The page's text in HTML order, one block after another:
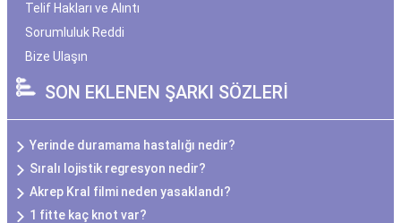
Telif Hakları ve Alıntı
Sorumluluk Reddi
Bize Ulaşın
SON EKLENEN ŞARKI SÖZLERİ
Yerinde duramama hastalığı nedir?
Sıralı lojistik regresyon nedir?
Akrep Kral filmi neden yasaklandı?
1 fitte kaç knot var?